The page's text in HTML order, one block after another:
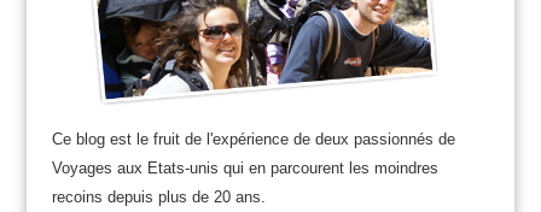
Ce blog est le fruit de l'expérience de deux passionnés de
Voyages aux Etats-unis qui en parcourent les moindres
recoins depuis plus de 20 ans.